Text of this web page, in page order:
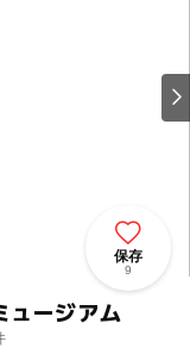
ュージアム
保存
9